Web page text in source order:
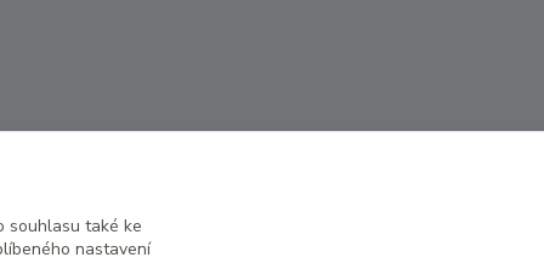
souhlasu také ke
nastavení